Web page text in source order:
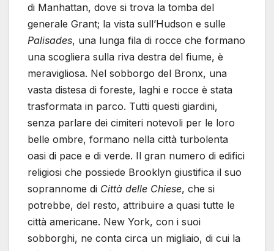
di Manhattan, dove si trova la tomba del
generale Grant; la vista sull’Hudson e sulle
Palisades, una lunga fila di rocce che formano
una scogliera sulla riva destra del fiume, è
meravigliosa. Nel sobborgo del Bronx, una
vasta distesa di foreste, laghi e rocce è stata
trasformata in parco. Tutti questi giardini,
senza parlare dei cimiteri notevoli per le loro
belle ombre, formano nella città turbolenta
oasi di pace e di verde. Il gran numero di edifici
religiosi che possiede Brooklyn giustifica il suo
soprannome di Città delle Chiese, che si
potrebbe, del resto, attribuire a quasi tutte le
città americane. New York, con i suoi
sobborghi, ne conta circa un migliaio, di cui la